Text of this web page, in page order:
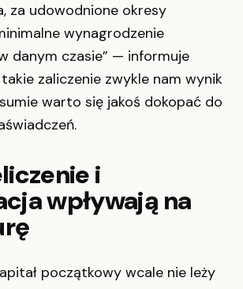
za udowodnione okresy
wynagrodzenie
danym czasie” — informuje
takie zaliczenie zwykle nam wynik
warto się jakoś dokopać do
i
wpływają na
początkowy wcale nie leży